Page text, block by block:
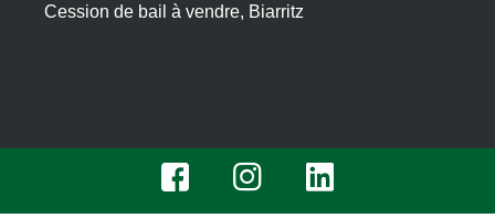
Cession de bail à vendre, Biarritz